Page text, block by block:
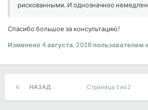
рискованными. И однозначноо
Спасибо большое за консультацию!
Изменено4 августа, 2018пользователем
НАЗАД Страница 1 из 2